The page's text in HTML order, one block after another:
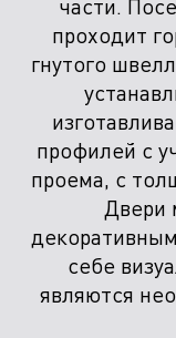
проходит
гнутого
профилей с
проема, с
Двери
себе
являются